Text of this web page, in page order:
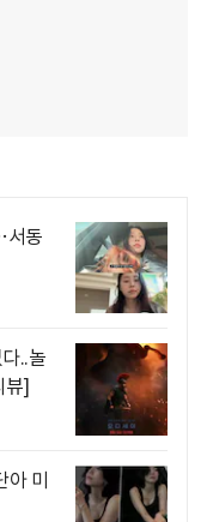
서동
..놀
뷰]
아 미